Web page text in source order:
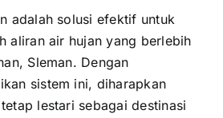
adalah solusi efektif untuk
aliran air hujan yang berlebih
Sleman. Dengan
sistem ini, diharapkan
lestari sebagai destinasi